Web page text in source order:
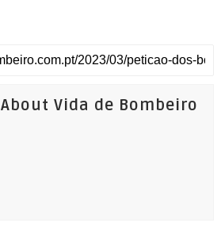
About Vida de Bombeiro